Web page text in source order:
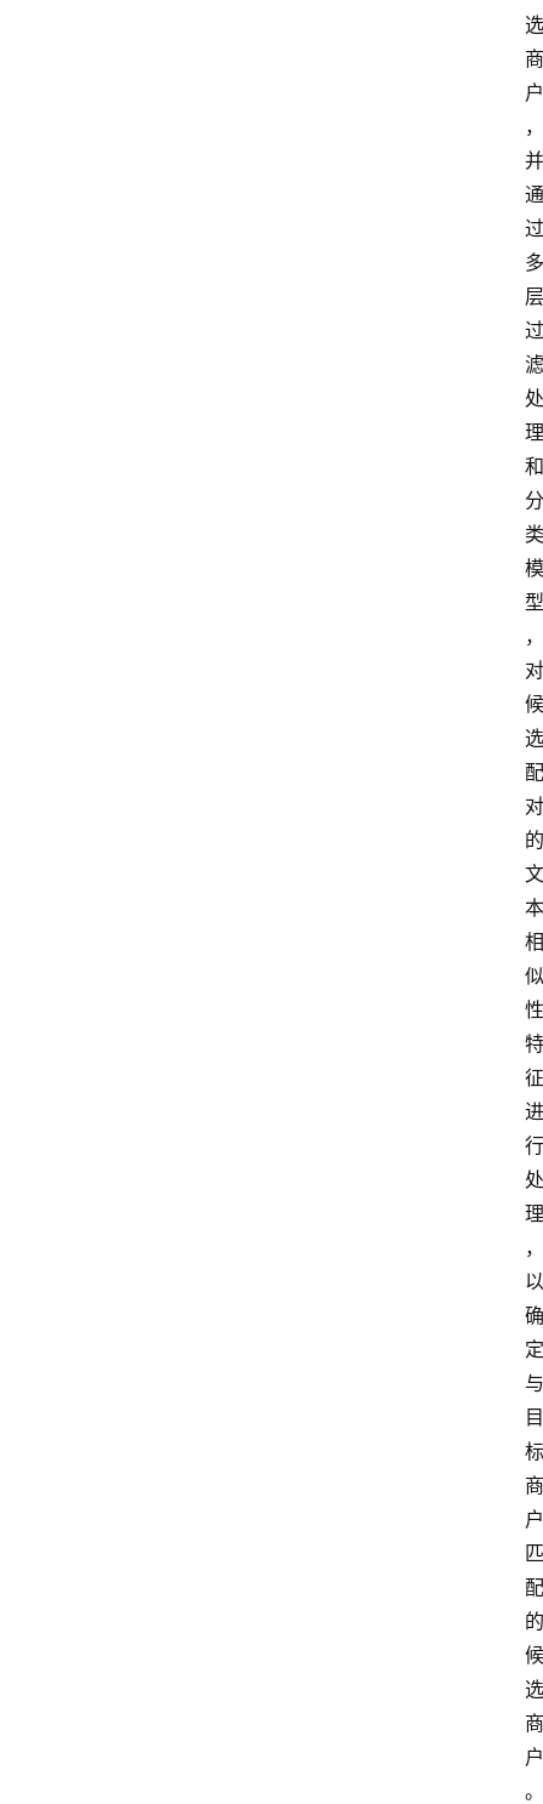
选
商
户
，
并
通
过
多
层
过
滤
处
理
和
分
类
模
型
，
对
候
选
配
对
的
文
本
相
似
性
特
征
进
行
处
理
，
以
确
定
与
目
标
商
户
匹
配
的
候
选
商
户
。